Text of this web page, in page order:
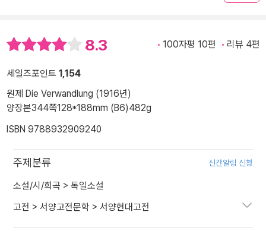
8.3 100자평 10편 리뷰 4편
세일즈포인트 1,154
원제 Die Verwandlung (1916년)
양장본344쪽128*188mm (B6)482g
ISBN 9788932909240
주제분류 신간알림 신청
소설/시/희곡 > 독일소설
고전 > 서양고전문학 > 서양현대고전